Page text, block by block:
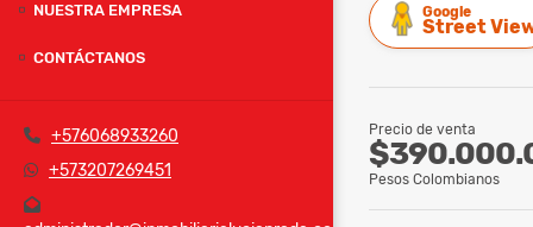
NUESTRA EMPRESA
CONTÁCTANOS
+576068933260
+573207269451
Google
Street
Precio de venta
Pesos Colombianos